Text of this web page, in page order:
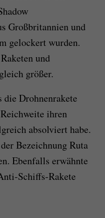
Großbritannien und
gelockert wurden.
und
größer.
die Drohnenrakete
ihren
absolviert habe.
Bezeichnung Ruta
Ebenfalls erwähnte
Schiffs-Rakete